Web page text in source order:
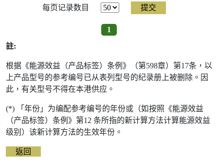
每页记录数目
1
註:
根据《能源效益（产品标签）条例》（第598章）第17条，以
上产品型号的参考编号已从表列型号的纪录册上被删除。因
此，有关型号不得在本港供应。
(*) 「年份」为编配参考编号的年份或（如按照《能源效益
（产品标签）条例》第12 条所指的新计算方法计算能源效益
级别）该新计算方法的生效年份。
返回